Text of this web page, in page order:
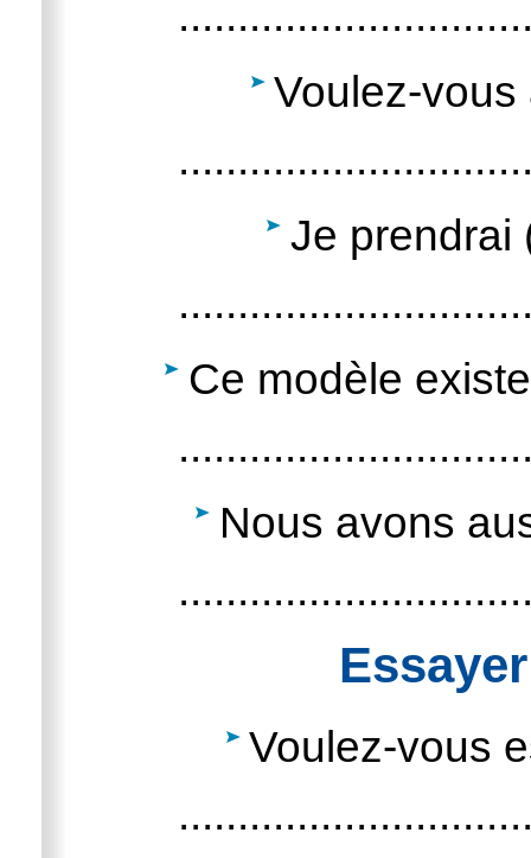
Voulez-
Je prendrai
Ce modèle
Nous avons
Voulez-vous